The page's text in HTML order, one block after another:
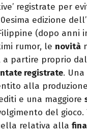
registrate per
edizione dell’
(dopo anni
rumor, le novità
a partire proprio
registrate.
alla
e una maggiore
del gioco.
relativa alla